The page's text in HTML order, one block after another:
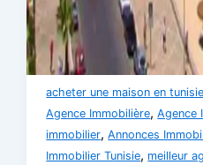
acheter une maison en tunisie
Agence Immobilière,Agence
immobilier,Annonces
Immobilier Tunisie, meilleur